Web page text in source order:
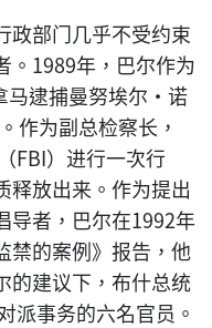
政部门几乎不受约束
。1989年，巴尔作为
马逮捕曼努埃尔·诺
作为副总检察长，
FBI）进行一次行
释放出来。作为提出
导者，巴尔在1992年
禁的案例》报告，他
的建议下，布什总统
派事务的六名官员。